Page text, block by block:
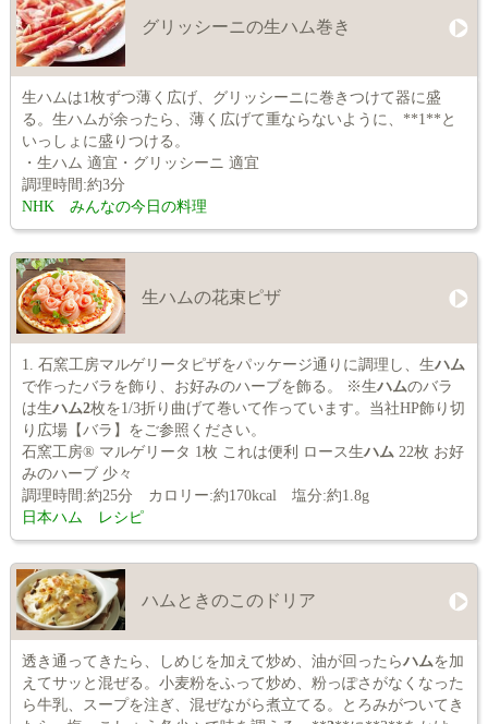
グリッシーニの生ハム巻き
生ハムは1枚ずつ薄く広げ、グリッシーニに巻きつけて器に盛
る。生ハムが余ったら、薄く広げて重ならないように、**1**と
いっしょに盛りつける。
・生ハム 適宜・グリッシーニ 適宜
調理時間:約3分
NHK みんなの今日の料理
生ハムの花束ピザ
1. 石窯工房マルゲリータピザをパッケージ通りに調理し、生ハム
で作ったバラを飾り、お好みのハーブを飾る。 ※生ハムのバラ
は生ハム2枚を1/3折り曲げて巻いて作っています。当社HP飾り切
り広場【バラ】をご参照ください。
石窯工房® マルゲリータ 1枚 これは便利 ロース生ハム 22枚 お好
みのハーブ 少々
調理時間:約25分 カロリー:約170kcal 塩分:約1.8g
日本ハム レシピ
ハムときのこのドリア
透き通ってきたら、しめじを加えて炒め、油が回ったらハムを加
えてサッと混ぜる。小麦粉をふって炒め、粉っぽさがなくなった
ら牛乳、スープを注ぎ、混ぜながら煮立てる。とろみがついてき